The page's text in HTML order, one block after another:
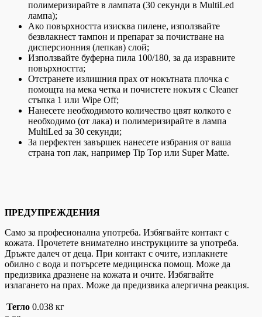
полимеризирайте в лампата (30 секунди в MultiLed
лампа);
Ако повърхността изисква пилене, използвайте
безвлакнест тампон и препарат за почистване на
дисперсионния (лепкав) слой;
Използвайте буферна пила 100/180, за да изравните
повърхността;
Отстранете излишния прах от нокътната плочка с
помощта на мека четка и почистете нокътя с Cleaner
стъпка 1 или Wipe Off;
Нанесете необходимото количество цвят колкото е
необходимо (от лака) и полимеризирайте в лампа
MultiLed за 30 секунди;
За перфектен завършек нанесете избрания от ваша
страна топ лак, например Tip Top или Super Matte.
ПРЕДУПРЕЖДЕНИЯ
Само за професионална употреба. Избягвайте контакт с
кожата. Прочетете внимателно инструкциите за употреба.
Дръжте далеч от деца. При контакт с очите, изплакнете
обилно с вода и потърсете медицинска помощ. Може да
предизвика дразнене на кожата и очите. Избягвайте
излагането на прах. Може да предизвика алергична реакция.
Тегло 0.038 кг